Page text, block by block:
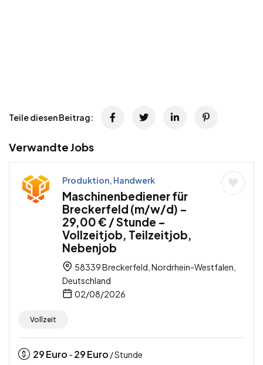
Teile diesen Beitrag:
Verwandte Jobs
Produktion, Handwerk
Maschinenbediener für
Breckerfeld (m/w/d) –
29,00 € / Stunde –
Vollzeitjob, Teilzeitjob,
Nebenjob
58339 Breckerfeld, Nordrhein-Westfalen,
Deutschland
02/08/2026
Vollzeit
29Euro - 29Euro / Stunde